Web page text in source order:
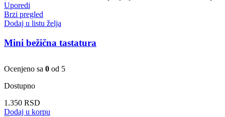
Uporedi
Brzi pregled
Dodaj u listu želja
Mini bežična tastatura
Ocenjeno sa 0 od 5
Dostupno
1.350 RSD
Dodaj u korpu